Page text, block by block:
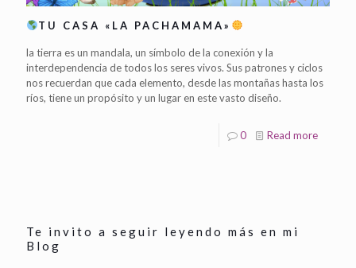
TU CASA «LA PACHAMAMA»
la tierra es un mandala, un símbolo de la conexión y la
interdependencia de todos los seres vivos. Sus patrones y ciclos
nos recuerdan que cada elemento, desde las montañas hasta los
ríos, tiene un propósito y un lugar en este vasto diseño.
0 Read more
Te invito a seguir leyendo más en mi
Blog